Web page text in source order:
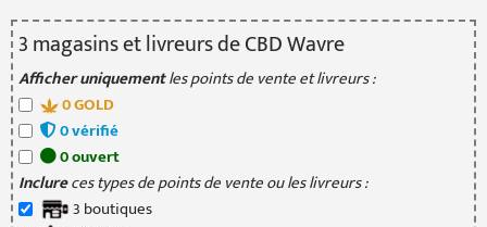
3magasinset livreursde CBD Wavre
Afficher uniquementles points de vente et livreurs :
0GOLD
0vérifié
0ouvert
Inclureces types de points de vente ou les livreurs :
3 boutiques